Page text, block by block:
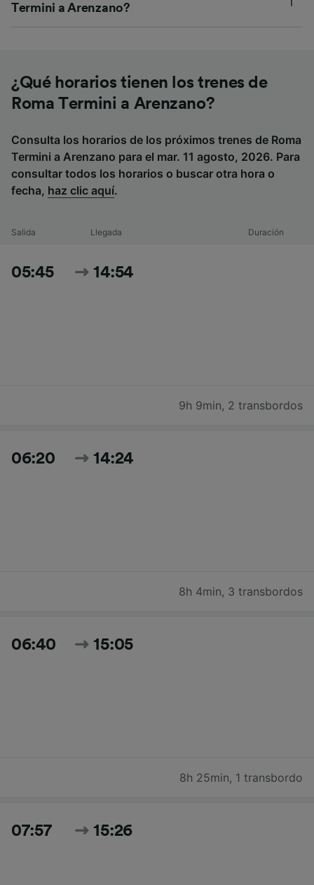
Termini a Arenzano?
¿Qué horarios tienen los trenes de
Roma Termini a Arenzano?
Consulta los horarios de los próximos trenes de Roma
Termini a Arenzano para el mar. 11 agosto, 2026. Para
consultar todos los horarios o buscar otra hora o
fecha, haz clic aquí.
Salida Llegada Duración
05:45 14:54
9h 9min, 2 transbordos
06:20 14:24
8h 4min, 3 transbordos
06:40 15:05
8h 25min, 1 transbordo
07:57 15:26